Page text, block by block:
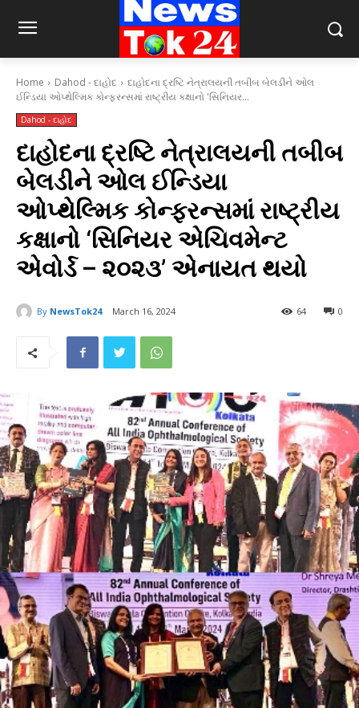
Home Dahod - દાહોદ
દાહોદના દ્રષ્ટિ નેત્રાલયની તબીબ બેલડીને ઓલ
ઈન્ડિયા ઓપ્થેલ્મિક કોન્ફરન્સમાં રાષ્ટ્રીય કક્ષાનો 'સિનિયર...
Dahod - દાહોદ
દાહોદના દ્રષ્ટિ નેત્રાલયની તબીબ
બેલડીને ઓલ ઈન્ડિયા
ઓપ્થેલ્મિક કોન્ફરન્સમાં રાષ્ટ્રીય
કક્ષાનો ‘સિનિયર એચિવમેન્ટ
એવોર્ડ – ૨૦૨૩’ એનાયત થયો
By NewsTok24 March 16, 2024 0
64